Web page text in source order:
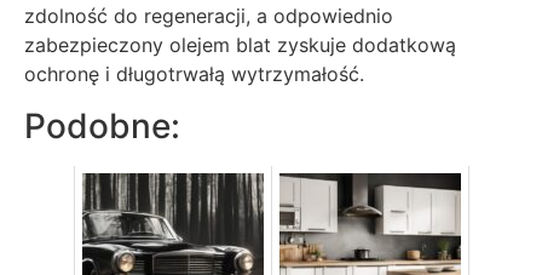
zdolność do regeneracji, a odpowiednio
zabezpieczony olejem blat zyskuje dodatkową
ochronę i długotrwałą wytrzymałość.
Podobne: